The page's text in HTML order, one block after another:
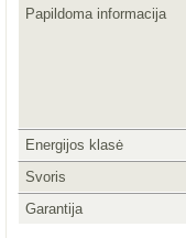
Papildoma informacija
Energijos klasė
Svoris
Garantija